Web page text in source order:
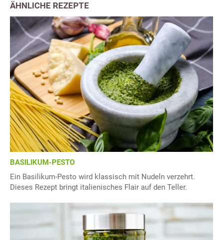
ÄHNLICHE REZEPTE
BASILIKUM-PESTO
Ein Basilikum-Pesto wird klassisch mit Nudeln verzehrt.
Dieses Rezept bringt italienisches Flair auf den Teller.